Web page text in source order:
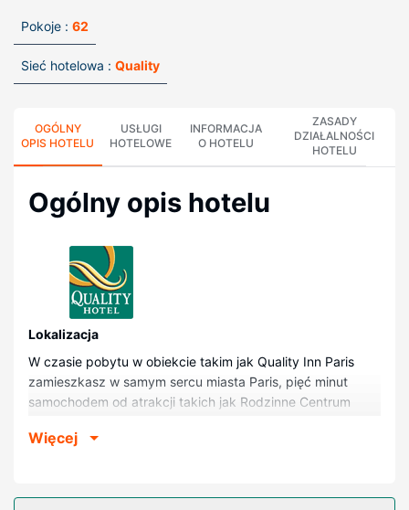
Pokoje : 62
Sieć hotelowa : Quality
OGÓLNY
OPIS HOTELU
USŁUGI
HOTELOWE
INFORMACJA
O HOTELU
ZASADY
DZIAŁALNOŚCI
HOTELU
Ogólny opis hotelu
Lokalizacja
W czasie pobytu w obiekcie takim jak Quality Inn Paris
zamieszkasz w samym sercu miasta Paris, pięć minut
samochodem od atrakcji takich jak Rodzinne Centrum
3,5 km od atrakcji takiej jak Cinemark Paris Movies 8 i 4,1
Więcej